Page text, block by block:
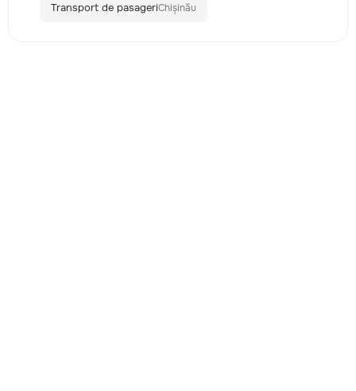
Transport de pasageriChișinău